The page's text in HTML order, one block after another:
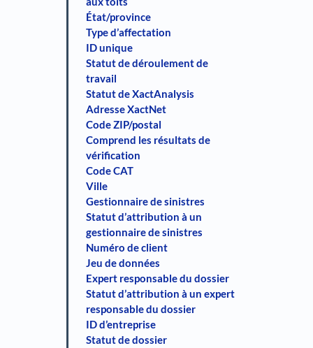
État/province
Type d’affectation
ID unique
Statut de déroulement de
travail
Statut de XactAnalysis
Adresse XactNet
Code ZIP/postal
Comprend les résultats de
vérification
Code CAT
Ville
Gestionnaire de sinistres
Statut d’attribution à un
gestionnaire de sinistres
Numéro de client
Jeu de données
Expert responsable du dossier
Statut d’attribution à un expert
responsable du dossier
ID d’entreprise
Statut de dossier